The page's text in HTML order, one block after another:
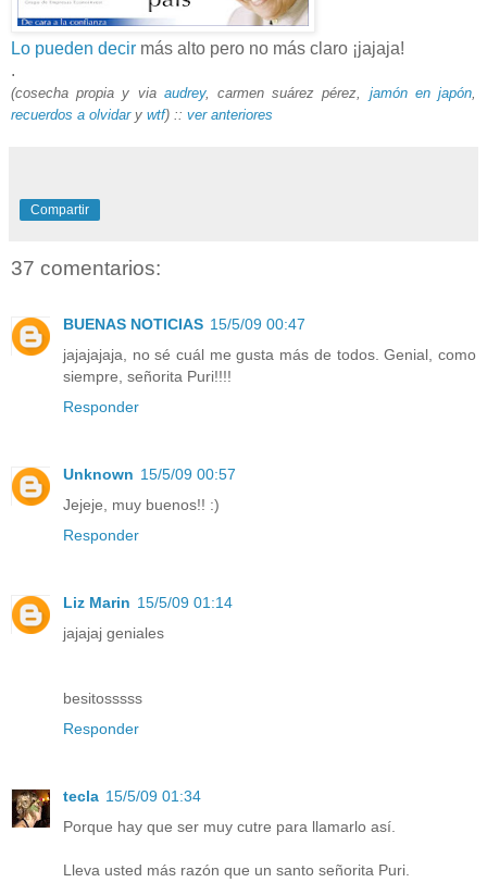
Lo pueden decir más alto pero no más claro ¡jajaja!
.
(cosecha propia y via audrey, carmen suárez pérez, jamón en japón
recuerdos a olvidary wtf) :: ver anteriores
Compartir
37 comentarios:
BUENAS NOTICIAS 15/5/09 00:47
jajajajaja, no sé cuál me gusta más de todos. Genial, como
siempre, señorita Puri!!!!
Responder
Unknown 15/5/09 00:57
Jejeje, muy buenos!! :)
Responder
Liz Marin 15/5/09 01:14
jajajaj geniales
besitosssss
Responder
tecla 15/5/09 01:34
Porque hay que ser muy cutre para llamarlo así.
Lleva usted más razón que un santo señorita Puri.